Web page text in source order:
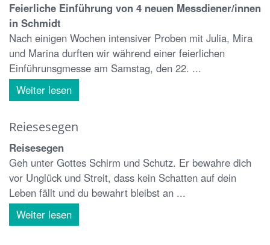
Feierliche Einführung von 4 neuen Messdiener/innen
in Schmidt
Nach einigen Wochen intensiver Proben mit Julia, Mira
und Marina durften wir während einer feierlichen
Einführunsgmesse am Samstag, den 22. ...
Weiter lesen
Reiesesegen
Reisesegen
Geh unter Gottes Schirm und Schutz. Er bewahre dich
vor Unglück und Streit, dass kein Schatten auf dein
Leben fällt und du bewahrt bleibst an ...
Weiter lesen